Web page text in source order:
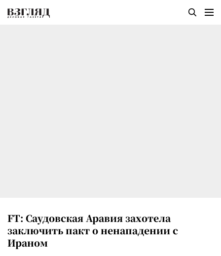
FT: Саудовская Аравия захотела
заключить пакт о ненападении с
Ираном